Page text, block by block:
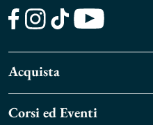
Acquista
Corsi ed Eventi